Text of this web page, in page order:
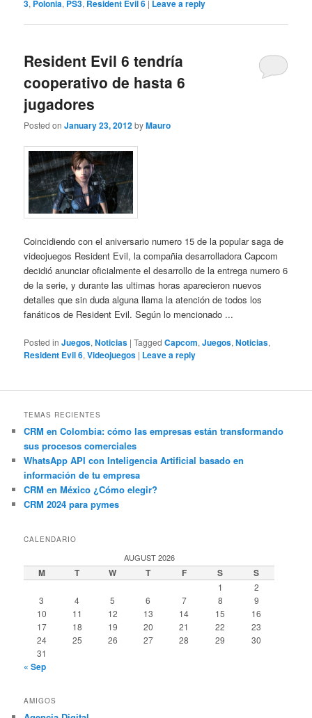
3, Polonia, PS3, Resident Evil 6 | Leave a reply
Resident Evil 6 tendría
cooperativo de hasta 6
jugadores
Posted onJanuary 23, 2012byMauro
Coincidiendo con el aniversario numero 15 de la popular saga de
videojuegos Resident Evil, la compañia desarrolladora Capcom
decidió anunciar oficialmente el desarrollo de la entrega numero 6
de la serie, y durante las ultimas horas aparecieron nuevos
detalles que sin duda alguna llama la atención de todos los
fanáticos de Resident Evil. Según lo mencionado ...
Posted in Juegos,Noticias |Tagged Capcom,Juegos,Noticias,
Resident Evil 6,Videojuegos | Leave a reply
TEMAS RECIENTES
CRM en Colombia: cómo las empresas están transformando
sus procesos comerciales
WhatsApp API con Inteligencia Artificial basado en
información de tu empresa
CRM en México ¿Cómo elegir?
CRM 2024 para pymes
CALENDARIO
AUGUST 2026
M T W T F S S
1
2
3
4 5 6 7 8
9
10
11 12 13 14 15
16
17
18 19 20 21 22
23
24
25 26 27 28 29
30
31
« Sep
AMIGOS